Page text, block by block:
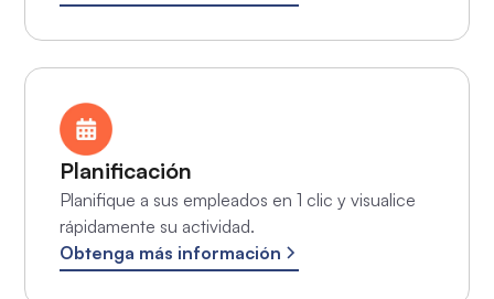
Planificación
Planifique a sus empleados en 1 clic y visualice
rápidamente su actividad.
Obtenga más información